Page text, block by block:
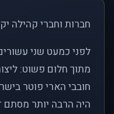
חברות וחברי קהילה
מתוך חלום פשוט:
חובבי הארי פוטר
היה הרבה יותר מסתם